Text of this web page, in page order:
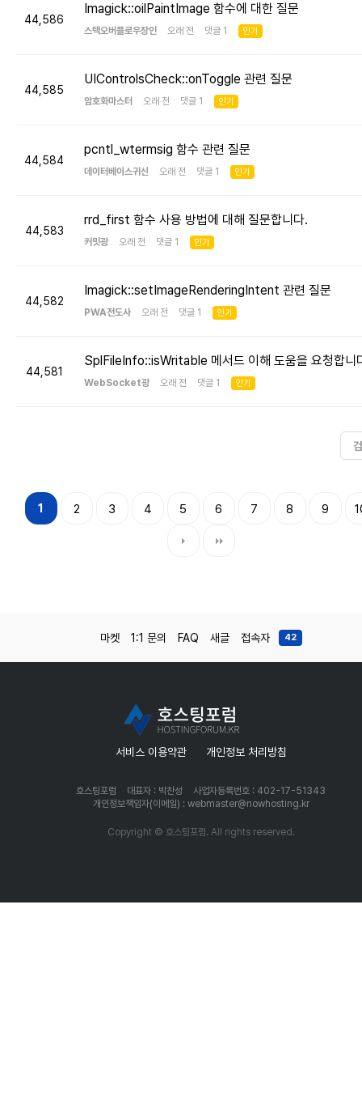
44,586
Imagick::oilPaintImage 함수에 대한 질문
스택오버플로우장인 오래 전 댓글 1 인기
44,585
UIControlsCheck::onToggle 관련 질문
암호화마스터 오래 전 댓글 1 인기
44,584
pcntl_wtermsig 함수 관련 질문
데이터베이스귀신 오래 전 댓글 1 인기
44,583
rrd_first 함수 사용 방법에 대해 질문합니다.
커밋광 오래 전 댓글 1 인기
44,582
Imagick::setImageRenderingIntent 관련 질문
PWA전도사 오래 전 댓글 1 인기
44,581
SplFileInfo::isWritable 메서드 이해 도움을 요청합니
WebSocket광 오래 전 댓글 1 인기
1 2 3 4 5 6 7 8 9
마켓 1:1 문의 FAQ 새글 접속자 42
서비스 이용약관 개인정보 처리방침
호스팅포럼 대표자 : 박찬성
사업자등록번호 : 402-17-51343
개인정보책임자(이메일) : webmaster@nowhosting.kr
Copyright © 호스팅포럼. All rights reserved.